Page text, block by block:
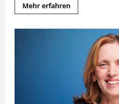
Mehr erfahrenMehr
Informationen
Rushdie,
Dobrindt
Rosenfeld